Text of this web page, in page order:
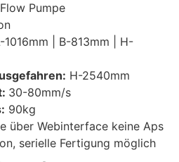
Pumpe
1016mm | B-813mm | H-
H-2540mm
30-80mm/s
90kg
über Webinterface keine Aps
serielle Fertigung möglich